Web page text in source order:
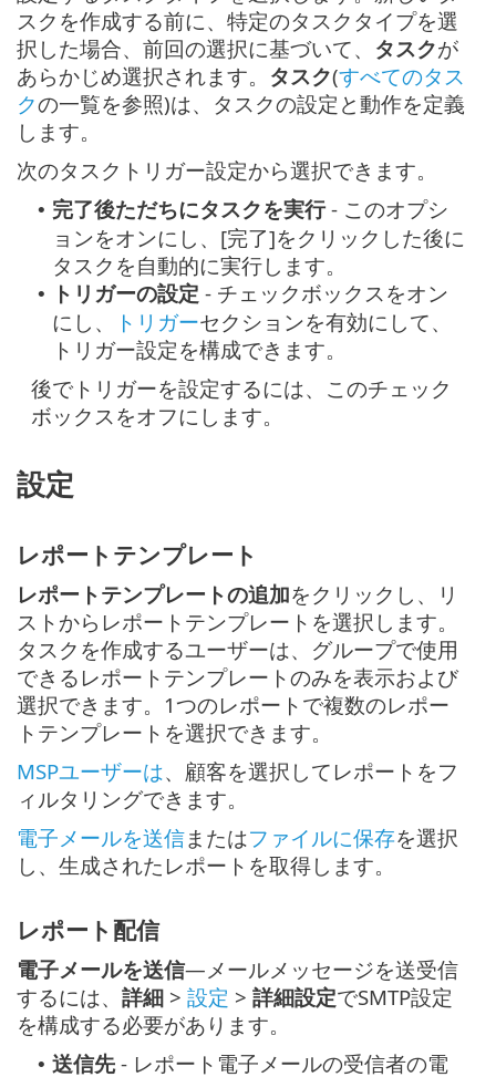
スクを作成する前に、特定のタスクタイプを選
択した場合、前回の選択に基づいて、 タスクが
あらかじめ選択されます。 タスク(すべてのタス
クの一覧を参照)は、タスクの設定と動作を定義
します。
次のタスクトリガー設定から選択できます。
• 完了後ただちにタスクを実行- このオプシ
ョンをオンにし、[完了]をクリックした後に
タスクを自動的に実行します。
• トリガーの設定 - チェックボックスをオン
にし、
トリガーセクションを有効にして、
トリガー設定を構成できます。
後でトリガーを設定するには、このチェック
ボックスをオフにします。
設定
レポートテンプレート
レポートテンプレートの追加をクリックし、リ
ストからレポートテンプレートを選択します。
タスクを作成するユーザーは、グループで使用
できるレポートテンプレートのみを表示および
選択できます。1つのレポートで複数のレポー
トテンプレートを選択できます。
MSPユーザーは、顧客を選択してレポートをフ
ィルタリングできます。
電子メールを送信またはファイルに保存を選択
し、生成されたレポートを取得します。
レポート配信
電子メールを送信—メールメッセージを送受信
するには、 詳細 > 設定 > 詳細設定でSMTP設定
を構成する必要があります。
• 送信先- レポート電子メールの受信者の電